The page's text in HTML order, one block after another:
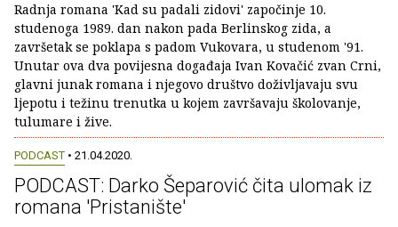
Radnja romana 'Kad su padali zidovi' započinje 10.
studenoga 1989. dan nakon pada Berlinskog zida, a
završetak se poklapa s padom Vukovara, u studenom '91.
Unutar ova dva povijesna događaja Ivan Kovačić zvan Crni,
glavni junak romana i njegovo društvo doživljavaju svu
ljepotu i težinu trenutka u kojem završavaju školovanje,
tulumare i žive.
PODCAST • 21.04.2020.
PODCAST: Darko Šeparović čita ulomak iz
romana 'Pristanište'